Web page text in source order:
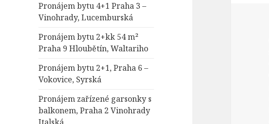
Pronájem bytu 4+1 Praha 3 –
Vinohrady, Lucemburská
Pronájem bytu 2+kk 54 m²
Praha 9 Hloubětín, Waltariho
Pronájem bytu 2+1, Praha 6 –
Vokovice, Syrská
Pronájem zařízené garsonky s
balkonem, Praha 2 Vinohrady